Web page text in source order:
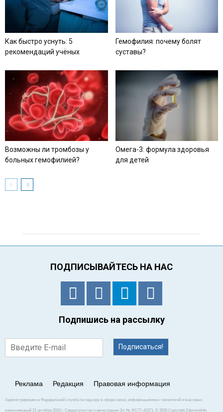
Как быстро уснуть: 5
рекомендаций учёных
Гемофилия: почему болят
суставы?
Возможны ли тромбозы у
больных гемофилией?
Омега-3: формула здоровья
для детей
ПОДПИСЫВАЙТЕСЬ НА НАС
Подпишись на рассылку
Подписаться!
Реклама Редакция Правовая информация
Зарегистрировано в Федеральной службе по надзору в сфере связи, информационных технологий и массовых
коммуникаций 21 октября 2010 г. Свидетельство о регистрации Эл № ФС77–42371. © 2026 Copyright ZdorovieInfo